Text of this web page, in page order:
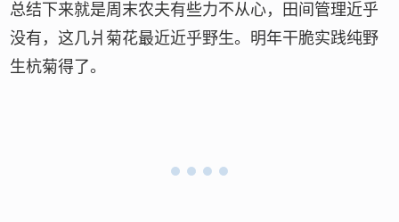
总结下来就是周末农夫有些力不从心，田间管理近乎
没有，这几爿菊花最近近乎野生。明年干脆实践纯野
生杭菊得了。